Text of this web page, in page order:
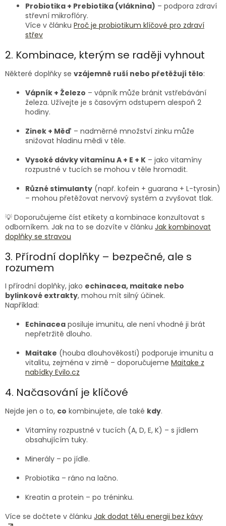
Probiotika + Prebiotika (vláknina) – podpora zdraví
střevní mikroflóry.
Více v článku Proč je probiotikum klíčové pro zdraví
střev
2. Kombinace, kterým se raději vyhnout
Některé doplňky se vzájemně ruší nebo přetěžují tělo:
Vápník + Železo – vápník může bránit vstřebávání
železa. Užívejte je s časovým odstupem alespoň 2
hodiny.
Zinek + Měď – nadměrné množství zinku může
snižovat hladinu mědi v těle.
Vysoké dávky vitamínu A + E + K – jako vitamíny
rozpustné v tucích se mohou v těle hromadit.
Různé stimulanty (např. kofein + guarana + L-tyrosin)
– mohou přetěžovat nervový systém a zvyšovat tlak.
💡 Doporučujeme číst etikety a kombinace konzultovat s
odborníkem. Jak na to se dozvíte v článku Jak kombinovat
doplňky se stravou
3. Přírodní doplňky – bezpečné, ale s
rozumem
I přírodní doplňky, jako echinacea, maitake nebo
bylinkové extrakty, mohou mít silný účinek.
Například:
Echinacea posiluje imunitu, ale není vhodné ji brát
nepřetržitě dlouho.
Maitake (houba dlouhověkosti) podporuje imunitu a
vitalitu, zejména v zimě – doporučujeme Maitake z
nabídky Evilo.cz
4. Načasování je klíčové
Nejde jen o to, co kombinujete, ale také kdy.
Vitamíny rozpustné v tucích (A, D, E, K) – s jídlem
obsahujícím tuky.
Minerály – po jídle.
Probiotika – ráno na lačno.
Kreatin a protein – po tréninku.
Více se dočtete v článku Jak dodat tělu energii bez kávy